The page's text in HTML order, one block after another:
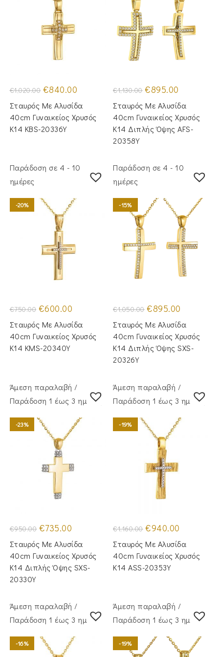
€1,020.00 Original
price
was:
€1,020.00.
€840.00
τιμή
είναι:
€840.00.
Σταυρός Mε Aλυσίδα
40cm Γυναικείος Χρυσός
Κ14 KBS-20336Y
€1,130.00 Original
price
was:
€1,130.00.
€895.00
τιμή
είναι:
€895.00.
Σταυρός Mε Aλυσίδα
40cm Γυναικείος Χρυσός
Κ14 Διπλής Όψης AFS-
20358Y
Παράδοση σε 4 - 10
ημέρες
-20%
€750.00 Original
price
was:
€750.00.
€600.00
τιμή
είναι:
€600.00.
Σταυρός Με Αλυσίδα
40cm Γυναικείος Χρυσός
Κ14 KMS-20340Y
Παράδοση σε 4 - 10
ημέρες
-15%
€1,050.00 Original
price
was:
€1,050.00.
€895.00
τιμή
είναι:
€895.00.
Σταυρός Με Αλυσίδα
40cm Γυναικείος Χρυσός
Κ14 Διπλής Όψης SXS-
20326Y
Άμεση παραλαβή /
Παράδoση 1 έως 3 ημέρες
-23%
€950.00 Original
price
was:
€950.00.
€735.00
τιμή
είναι:
€735.00.
Σταυρός Με Αλυσίδα
40cm Γυναικείος Χρυσός
Κ14 Διπλής Όψης SXS-
20330Y
Άμεση παραλαβή /
Παράδoση 1 έως 3 ημέρες
-19%
€1,160.00 Original
price
was:
€1,160.00.
€940.00
τιμή
είναι:
€940.00.
Σταυρός Με Αλυσίδα
40cm Γυναικείος Χρυσός
Κ14 ASS-20353Y
Άμεση παραλαβή /
Παράδoση 1 έως 3 ημέρες
-16%
Άμεση παραλαβή /
Παράδoση 1 έως 3 ημέρες
-19%